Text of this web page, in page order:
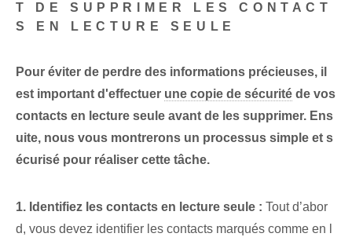
T DE SUPPRIMER LES CONTACT
S EN LECTURE SEULE
Pour éviter de perdre des informations précieuses, il
est important d'effectuer une copie de sécurité de vos
contacts en lecture seule avant de les supprimer. Ens
uite, nous vous montrerons un processus simple et s
écurisé pour réaliser cette tâche.
1. Identifiez les ⁣contacts⁤ en lecture seule : Tout d’abor
d, vous devez identifier les contacts marqués comme en l